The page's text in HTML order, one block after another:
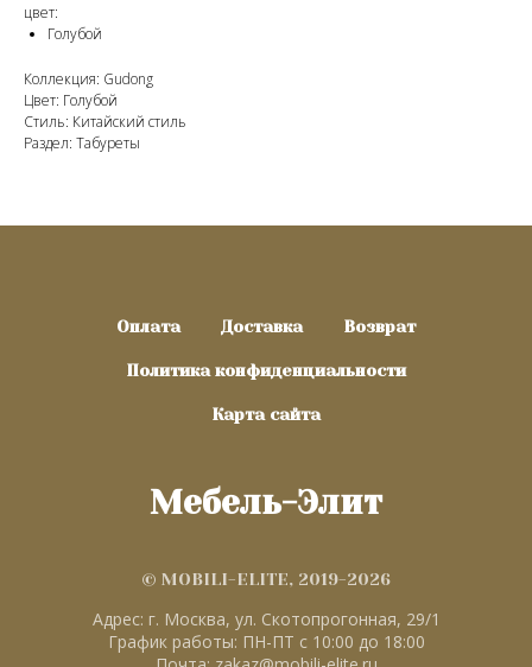
цвет:
Голубой
Коллекция: Gudong
Цвет: Голубой
Стиль: Китайский стиль
Раздел: Табуреты
Оплата Доставка Возврат
Политика конфиденциальности
Карта сайта
Мебель-Элит
© MOBILI-ELITE, 2019-2026
Адрес: г. Москва, ул. Скотопрогонная, 29/1
График работы: ПН-ПТ с 10:00 до 18:00